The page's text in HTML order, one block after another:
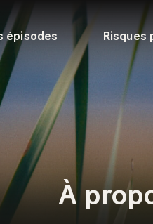
épisodes Risques
À